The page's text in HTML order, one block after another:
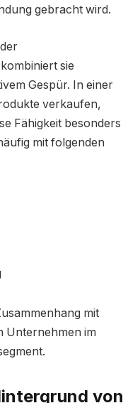
gebracht wird.
sie
Gespür. In einer
verkaufen,
Fähigkeit besonders
mit folgenden
mit
Unternehmen im
von